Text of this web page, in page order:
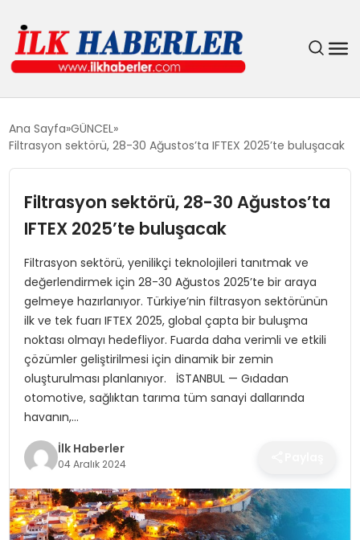
EKONOMI
MAGAZIN
SIYASET
SPOR
TEKNOLOJI
YAŞAM
Ana Sayfa GÜNCEL
Filtrasyon sektörü, 28-30 Ağustos’ta IFTEX 2025’te buluşacak
Filtrasyon sektörü, 28-30 Ağustos’ta
IFTEX 2025’te buluşacak
Filtrasyon sektörü, yenilikçi teknolojileri tanıtmak ve
değerlendirmek için 28-30 Ağustos 2025’te bir araya
gelmeye hazırlanıyor. Türkiye’nin filtrasyon sektörünün
ilk ve tek fuarı IFTEX 2025, global çapta bir buluşma
noktası olmayı hedefliyor. Fuarda daha verimli ve etkili
çözümler geliştirilmesi için dinamik bir zemin
oluşturulması planlanıyor. İSTANBUL — Gıdadan
otomotive, sağlıktan tarıma tüm sanayi dallarında
havanın,…
İlk Haberler
04 Aralık 2024